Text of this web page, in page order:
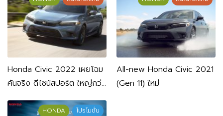
Honda Civic 2022 เผยโฉม
คันจริง ดีไซน์สปอร์ต ใหญ่กว่า
เดิม
All-new Honda Civic 2021
(Gen 11) ใหม่
HONDA โปรโมชั่น